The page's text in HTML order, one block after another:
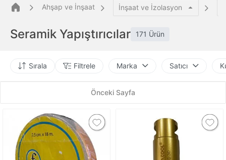
Ahşap ve İnşaat İnşaat ve İzolasyon
Seramik Yapıştırıcılar 171 Ürün
Sırala Filtrele Marka Satıcı
Önceki Sayfa